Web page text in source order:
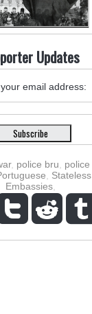
Updates
email address:
, police bru
police
Stateless
Embassies,